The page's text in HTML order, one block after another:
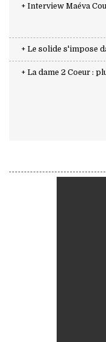
+ Interview Maéva
+ Le solide s'impose
+ La dame 2 Coeur :